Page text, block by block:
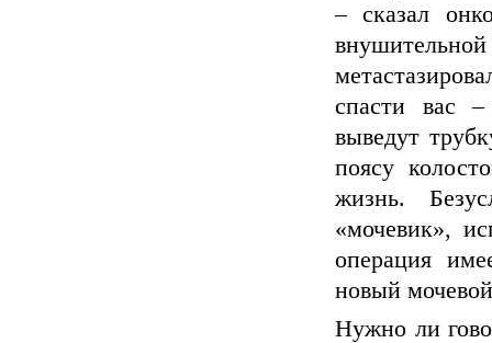
– сказал
спасти вас
выведут
поясу
жизнь.
«мочевик»,
операция
новый
Нужно ли